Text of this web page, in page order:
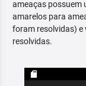
ameaças possuem
amarelos para
foram resolvidas) e
resolvidas.